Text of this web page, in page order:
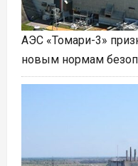
АЭС «Томари-3»
новым нормам